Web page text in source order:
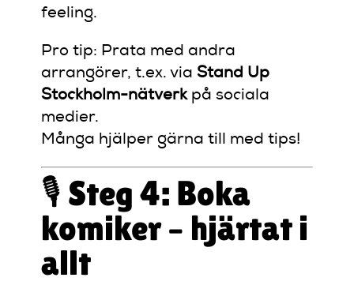
feeling.
Pro tip: Prata med andra
arrangörer, t.ex. via Stand Up
Stockholm-nätverkpå sociala
medier.
Många hjälper gärna till med tips!
🎙️ Steg 4: Boka
komiker – hjärtat i
allt